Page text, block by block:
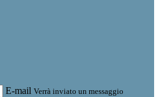
E-mail Verrà inviato un messaggio